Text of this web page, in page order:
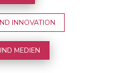
INNOVATION
MEDIEN